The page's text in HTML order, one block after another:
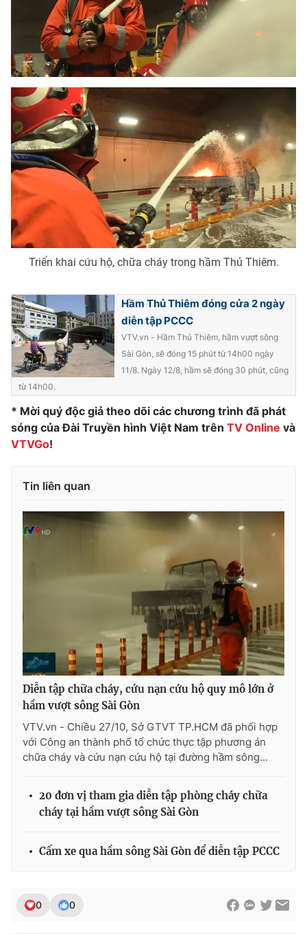
Triển khai cứu hộ, chữa cháy trong hầm Thủ Thiêm.
Hầm Thủ Thiêm đóng cửa 2 ngày
diễn tập PCCC
VTV.vn - Hầm Thủ Thiêm, hầm vượt sông
Sài Gòn, sẽ đóng 15 phút từ 14h00 ngày
11/8. Ngày 12/8, hầm sẽ đóng 30 phút, cũng
từ 14h00.
* Mời quý độc giả theo dõi các chương trình đã phát
sóng của Đài Truyền hình Việt Nam trên TV Online và
VTVGo!
Tin liên quan
Diễn tập chữa cháy, cứu nạn cứu hộ quy mô lớn ở
hầm vượt sông Sài Gòn
VTV.vn - Chiều 27/10, Sở GTVT TP.HCM đã phối hợp
với Công an thành phố tổ chức thực tập phương án
chữa cháy và cứu nạn cứu hộ tại đường hầm sông...
20 đơn vị tham gia diễn tập phòng cháy chữa
cháy tại hầm vượt sông Sài Gòn
Cấm xe qua hầm sông Sài Gòn để diễn tập PCCC
0 0